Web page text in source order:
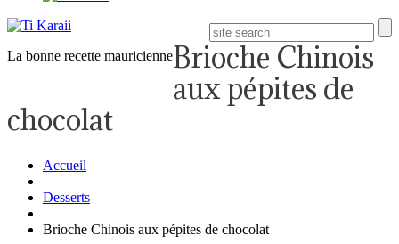
La bonne recette mauricienneBrioche Chinois
aux pépites de
chocolat
Accueil
Desserts
Brioche Chinois aux pépites de chocolat